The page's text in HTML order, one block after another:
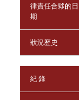
律責任合夥的日
期
狀況歷史
紀 錄